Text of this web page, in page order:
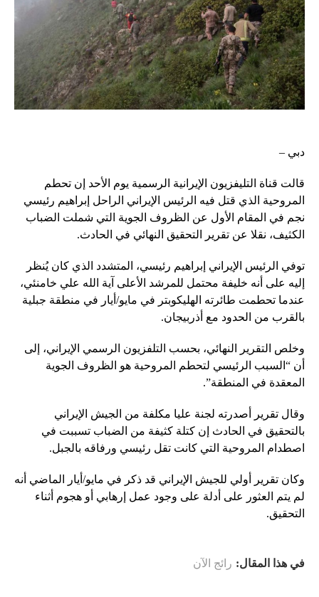
دبي –
قالت قناة التليفزيون الإيرانية الرسمية يوم الأحد إن تحطم
المروحية الذي قتل فيه الرئيس الإيراني الراحل إبراهيم رئيسي
نجم في المقام الأول عن الظروف الجوية التي شملت الضباب
الكثيف، نقلا عن تقرير التحقيق النهائي في الحادث.
توفي الرئيس الإيراني إبراهيم رئيسي، المتشدد الذي كان يُنظر
إليه على أنه خليفة محتمل للمرشد الأعلى آية الله علي خامنئي،
عندما تحطمت طائرته الهليكوبتر في مايو/أيار في منطقة جبلية
بالقرب من الحدود مع أذربيجان.
وخلص التقرير النهائي، بحسب التلفزيون الرسمي الإيراني، إلى
أن “السبب الرئيسي لتحطم المروحية هو الظروف الجوية
المعقدة في المنطقة”.
وقال تقرير أصدرته لجنة عليا مكلفة من الجيش الإيراني
بالتحقيق في الحادث إن كتلة كثيفة من الضباب تسببت في
اصطدام المروحية التي كانت تقل رئيسي ورفاقه بالجبل.
وكان تقرير أولي للجيش الإيراني قد ذكر في مايو/أيار الماضي أنه
لم يتم العثور على أدلة على وجود عمل إرهابي أو هجوم أثناء
التحقيق.
في هذا المقال: رائج الآن